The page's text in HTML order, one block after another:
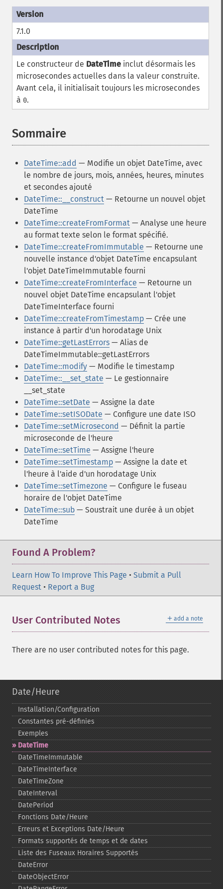
7.1.0
Le constructeur de DateTime inclut désormais les
microsecondes actuelles dans la valeur construite.
Avant cela, il initialisait toujours les microsecondes
à 0.
Sommaire
DateTime::add — Modifie un objet DateTime, avec
le nombre de jours, mois, années, heures, minutes
et secondes ajouté
DateTime::__construct — Retourne un nouvel objet
DateTime
DateTime::createFromFormat — Analyse une heure
au format texte selon le format spécifié.
DateTime::createFromImmutable — Retourne une
nouvelle instance d'objet DateTime encapsulant
l'objet DateTimeImmutable fourni
DateTime::createFromInterface — Retourne un
nouvel objet DateTime encapsulant l'objet
DateTimeInterface fourni
DateTime::createFromTimestamp — Crée une
instance à partir d'un horodatage Unix
DateTime::getLastErrors — Alias de
DateTimeImmutable::getLastErrors
DateTime::modify — Modifie le timestamp
DateTime::__set_state — Le gestionnaire
__set_state
DateTime::setDate — Assigne la date
DateTime::setISODate — Configure une date ISO
DateTime::setMicrosecond — Définit la partie
microseconde de l'heure
DateTime::setTime — Assigne l'heure
DateTime::setTimestamp — Assigne la date et
l'heure à l'aide d'un horodatage Unix
DateTime::setTimezone — Configure le fuseau
horaire de l'objet DateTime
DateTime::sub — Soustrait une durée à un objet
DateTime
Found A Problem?
Learn How To Improve This Page • Submit a Pull
Request • Report a Bug
＋ add a note
User Contributed Notes
There are no user contributed notes for this page.
Date/Heure
Installation/Configuration
Constantes pré-​définies
Exemples
DateTime
DateTimeImmutable
DateTimeInterface
DateTimeZone
DateInterval
DatePeriod
Fonctions Date/Heure
Erreurs et Exceptions Date/Heure
Formats supportés de temps et de dates
Liste des Fuseaux Horaires Supportés
DateError
DateObjectError